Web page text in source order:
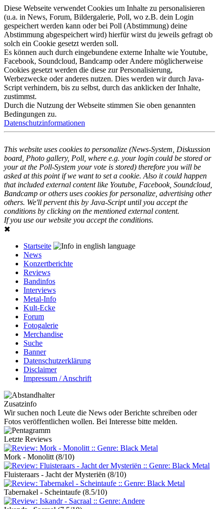
Diese Webseite verwendet Cookies um Inhalte zu personalisieren
(u.a. in News, Forum, Bildergalerie, Poll, wo z.B. dein Login
gespeichert werden kann oder bei Poll (Abstimmung) deine
Abstimmung abgespeichert wird) hierfür wirst du jeweils gefragt ob
solch ein Cookie gesetzt werden soll.
Es können auch durch eingebundene externe Inhalte wie Youtube,
Facebook, Soundcloud, Bandcamp oder Andere möglicherweise
Cookies gesetzt werden die diese zur Personalisierung,
Werbezwecke oder anderes nutzen. Dies werden wir durch Java-
Script verhindern, bis zu selbst, durch das anklicken der Inhalte,
zustimmst.
Durch die Nutzung der Webseite stimmen Sie oben genannten
Bedingungen zu.
Datenschutzinformationen
This website uses cookies to personalize (News-System, Diskussion
board, Photo gallery, Poll, where e.g. your login could be stored or
your at the Poll-System your vote is stored) therefore you will be
asked at this point if we want to set a cookie. Also it could happen
that included external content like Youtube, Facebook, Soundcloud,
Bandcamp or others uses cookies for personalize, advertising other
others. We'll pervent this by Java-Script until you accept the
conditions by clicking on the mentioned external content.
If you use our website you accept the conditions.
✖
Startseite
News
Konzertberichte
Reviews
Bandinfos
Interviews
Metal-Info
Kult-Ecke
Forum
Fotogalerie
Merchandise
Suche
Banner
Datenschutzerklärung
Disclaimer
Impressum / Anschrift
Zusatzinfo
Wir suchen noch Leute die News oder Berichte schreiben oder
Fotos veröffentlichen wollen. Bei Interesse bitte melden.
Letzte Reviews
Mork - Monolitt (8/10)
Fluisteraars - Jacht der Mysteriën (8/10)
Tabernakel - Scheintaufe (8.5/10)